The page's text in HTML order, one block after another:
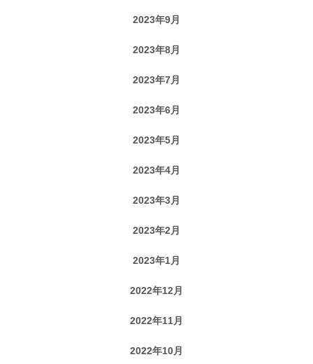
2023年9月
2023年8月
2023年7月
2023年6月
2023年5月
2023年4月
2023年3月
2023年2月
2023年1月
2022年12月
2022年11月
2022年10月